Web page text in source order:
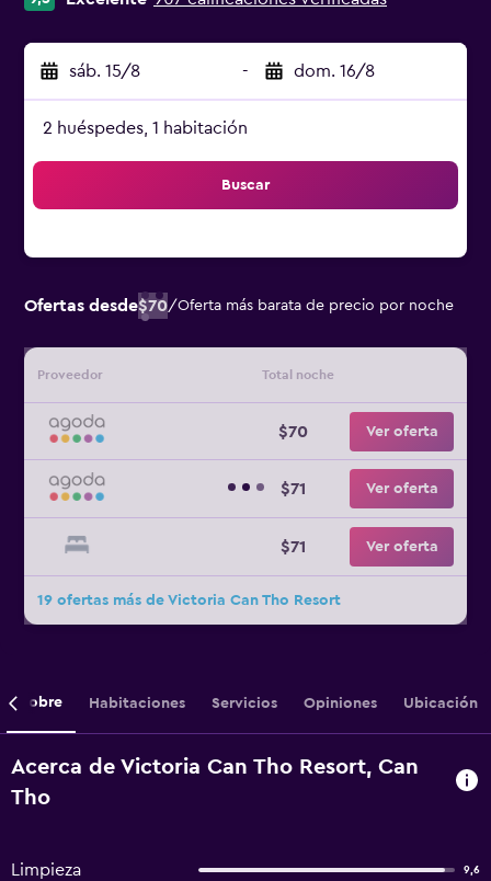
sáb. 15/8 - dom. 16/8
2 huéspedes, 1 habitación
Buscar
Ofertas desde$70/Oferta más barata de precio por noche
Proveedor Total noche
$70 Ver oferta
$71 Ver oferta
$71 Ver oferta
19 ofertas más de Victoria Can Tho Resort
Sobre Habitaciones Servicios Opiniones Ubicación
Acerca de Victoria Can Tho Resort, Can
Tho
Limpieza 9,6